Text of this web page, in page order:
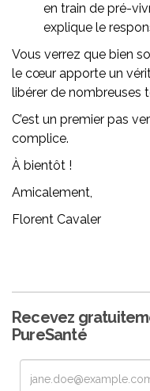
en train de pré-
explique le
Vous verrez que bien
le cœur apporte un
libérer de nombreuses
C’est un premier pas
complice.
À bientôt !
Amicalement,
Florent Cavaler
Recevez
PureSanté